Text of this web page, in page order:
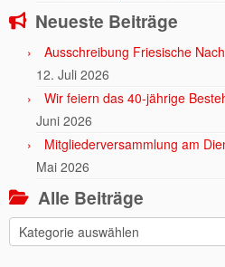
Neueste Beiträge
Ausschreibung Friesische
12. Juli 2026
Wir feiern das 40-jährige
Juni 2026
Mitgliederversammlung am
Mai 2026
Alle Beiträge
Alle
Beiträge